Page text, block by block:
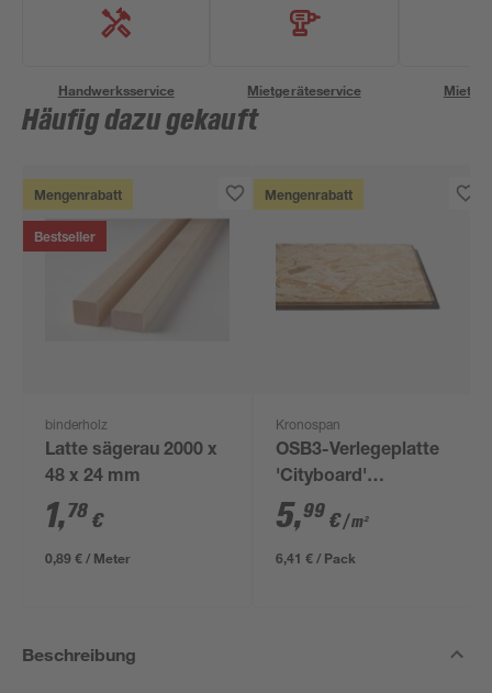
Handwerksservice Mietgeräteservice
Häufig dazu gekauft
Mengenrabatt
Bestseller
binderholz
Latte sägerau 2000 x
48 x 24 mm
1,78 €
0,89 € / Meter
Mengenrabatt
Kronospan
OSB3-Verlegeplatte
'Cityboard'
ungeschliffen 1690 x
634 x 12 mm
5,99 €/ m²
6,41 € / Pack
Beschreibung